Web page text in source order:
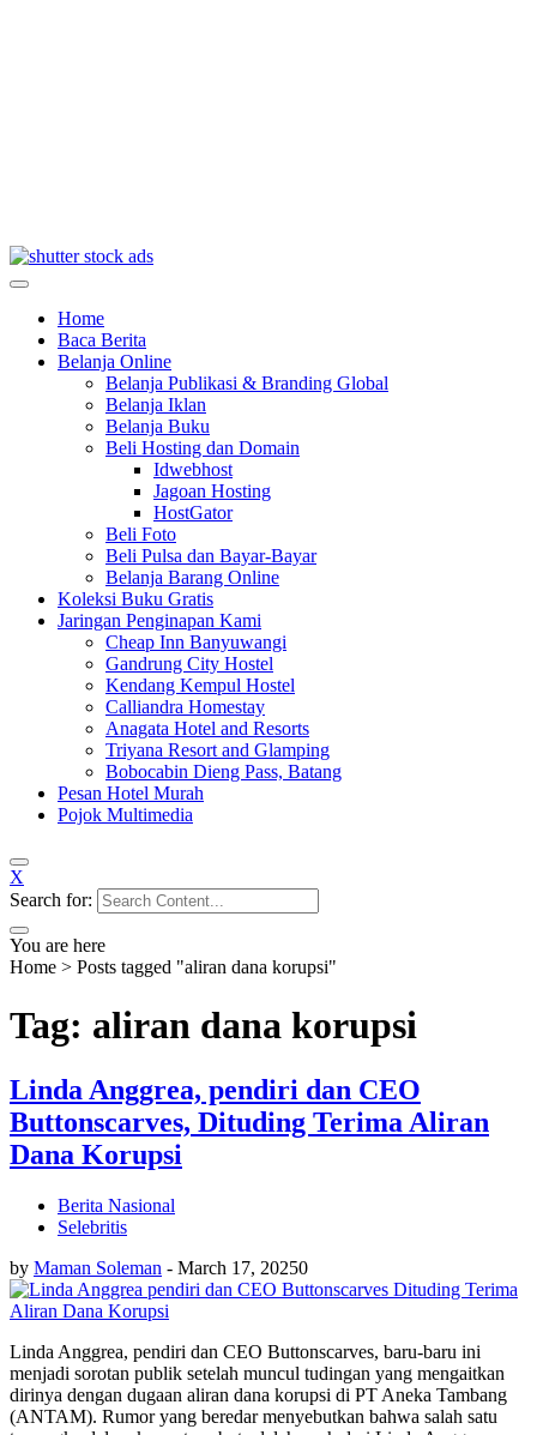
Home
Baca Berita
Belanja Online
Belanja Publikasi & Branding Global
Belanja Iklan
Belanja Buku
Beli Hosting dan Domain
Idwebhost
Jagoan Hosting
HostGator
Beli Foto
Beli Pulsa dan Bayar-Bayar
Belanja Barang Online
Koleksi Buku Gratis
Jaringan Penginapan Kami
Cheap Inn Banyuwangi
Gandrung City Hostel
Kendang Kempul Hostel
Calliandra Homestay
Anagata Hotel and Resorts
Triyana Resort and Glamping
Bobocabin Dieng Pass, Batang
Pesan Hotel Murah
Pojok Multimedia
X
Search for:
You are here
Home > Posts tagged "aliran dana korupsi"
Tag: aliran dana korupsi
Linda Anggrea, pendiri dan CEO
Buttonscarves, Dituding Terima Aliran
Dana Korupsi
Berita Nasional
Selebritis
by Maman Soleman - March 17, 20250
Linda Anggrea, pendiri dan CEO Buttonscarves, baru-baru ini
menjadi sorotan publik setelah muncul tudingan yang mengaitkan
dirinya dengan dugaan aliran dana korupsi di PT Aneka Tambang
(ANTAM). Rumor yang beredar menyebutkan bahwa salah satu